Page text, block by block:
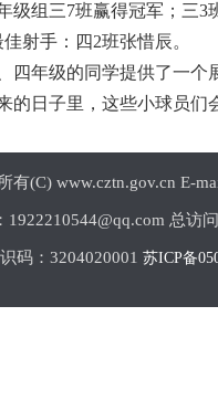
级组三7班赢得冠军；三
射手：四2班张惜辰。
四年级的同学提供了一
的日子里，这些小球员
(C) www.cztn.gov.cn E-
总访
码：3204020001 苏ICP备